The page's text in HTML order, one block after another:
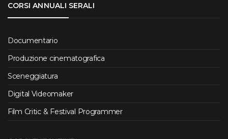
CORSI ANNUALI SERALI
Documentario
Produzione cinematografica
Sceneggiatura
Digital Videomaker
Film Critic & Festival Programmer